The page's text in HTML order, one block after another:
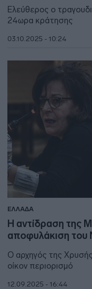
Ελεύθερος ο
24ωρα κράτησης
03.10.2025 - 10:24
ΕΛΛΑΔΑ
Η αντίδραση της
αποφυλάκιση του
Ο αρχηγός της
οίκον περιορισμό
12.09.2025 - 16:44